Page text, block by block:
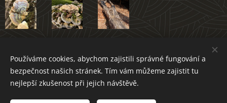
Atlas hub Novoměstska
Používáme cookies, abychom zajistili správné fungování a
bezpečnost našich stránek. Tím vám můžeme zajistit tu
nejlepší zkušenost při jejich návštěvě.